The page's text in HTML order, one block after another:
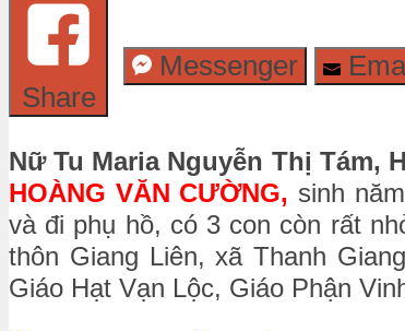
Share
Messenger
Nữ Tu Maria Nguyễn Thị Tám,
HOÀNG VĂN CƯỜNG, sinh
và đi phụ hồ, có 3 con còn rất
thôn Giang Liên, xã Thanh
Giáo Hạt Vạn Lộc, Giáo Phận